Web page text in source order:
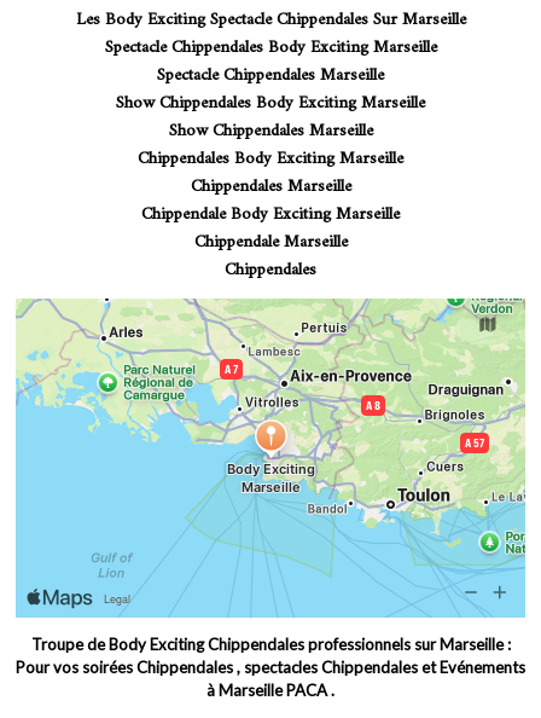
Les Body Exciting Spectacle Chippendales Sur Marseille
Spectacle Chippendales Body Exciting Marseille
Spectacle ChippendalesMarseille
Show Chippendales Body Exciting Marseille
Show Chippendales Marseille
Chippendales Body Exciting Marseille
Chippendales Marseille
Chippendale Body Exciting Marseille
Chippendale Marseille
Chippendales
Troupe de Body Exciting Chippendales professionnels sur Marseille :
Pour vos soirées Chippendales , spectacles Chippendales et Evénements
à Marseille PACA .